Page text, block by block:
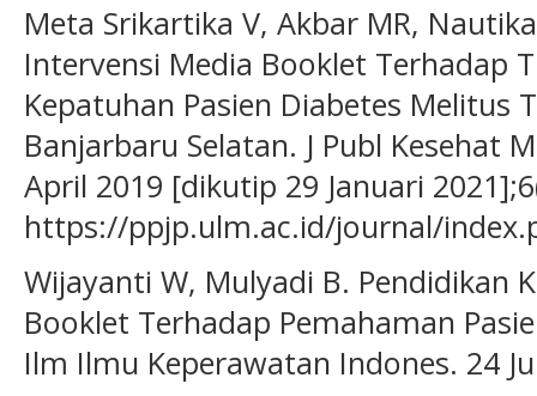
Meta Srikartika V, Akbar MR,
Intervensi Media Booklet Terhadap
Kepatuhan Pasien Diabetes Melitus
Banjarbaru Selatan. J Publ Kesehat
April 2019 [dikutip 29 Januari
https://ppjp.ulm.ac.id/journal/
Wijayanti W, Mulyadi B. Pendidikan
Booklet Terhadap Pemahaman
Ilm Ilmu Keperawatan Indones. 24